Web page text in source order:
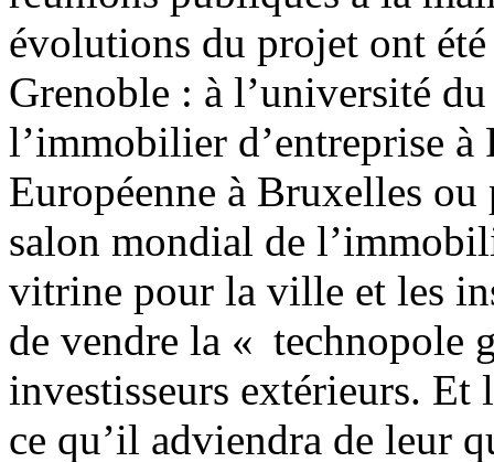
évolutions du projet ont
Grenoble : à l’université
l’immobilier d’entreprise
Européenne à Bruxelles
salon mondial de
vitrine pour la ville et les
de vendre la « technopole
investisseurs extérieurs. Et
ce qu’il adviendra de leur